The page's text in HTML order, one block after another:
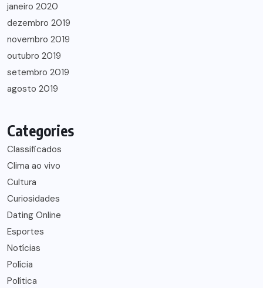
janeiro 2020
dezembro 2019
novembro 2019
outubro 2019
setembro 2019
agosto 2019
Categories
Classificados
Clima ao vivo
Cultura
Curiosidades
Dating Online
Esportes
Notícias
Polícia
Política